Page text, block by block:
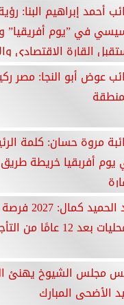
أحمد إبراهيم البنا:
في ”يوم أفريقيا”
القارة الاقتصادي
عوض أبو النجا: مصر
مروة حسان: كلمة
أفربقيا خريطة
عبد الحميد
بعد 12 عامًا من التأجيل
مجلس الشيوخ يهنئ
الأضحى المبارك